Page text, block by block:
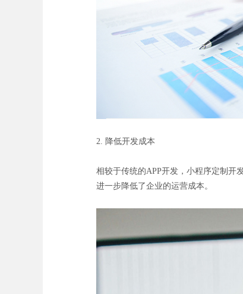
2. 降低开发成本
相较于传统的APP开发，小程序定制开
进一步降低了企业的运营成本。